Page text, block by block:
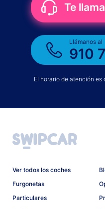
Te
Llámanos al
910
El horario de atención es
Ver todos los coches
Furgonetas
Particulares